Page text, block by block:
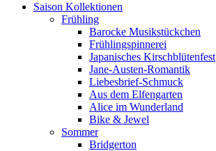
Saison Kollektionen
Frühling
Barocke Musikstückchen
Frühlingspinnerei
Japanisches Kirschblütenfest
Jane-Austen-Romantik
Liebesbrief-Schmuck
Aus dem Elfengarten
Alice im Wunderland
Bike & Jewel
Sommer
Bridgerton